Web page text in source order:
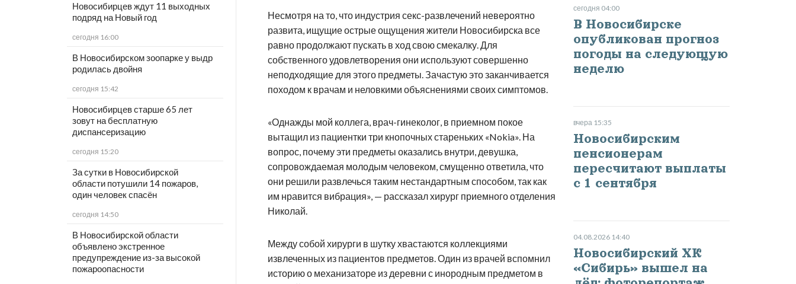
Новосибирцев ждут 11 выходных
подряд на Новый год
сегодня 16:00
В Новосибирском зоопарке у выдр
родилась двойня
сегодня 15:42
Новосибирцев старше 65 лет
зовут на бесплатную
диспансеризацию
сегодня 15:20
За сутки в Новосибирской
области потушили 14 пожаров,
один человек спасён
сегодня 14:50
В Новосибирской области
объявлено экстренное
предупреждение из-за высокой
пожароопасности
Несмотря на то, что индустрия секс-развлечений невероятно
развита, ищущие острые ощущения жители Новосибирска все
равно продолжают пускать в ход свою смекалку. Для
собственного удовлетворения они используют совершенно
неподходящие для этого предметы. Зачастую это заканчивается
походом к врачам и неловкими объяснениями своих симптомов.
«Однажды мой коллега, врач-гинеколог, в приемном покое
вытащил из пациентки три кнопочных стареньких «Nokia». На
вопрос, почему эти предметы оказались внутри, девушка,
сопровождаемая молодым человеком, смущенно ответила, что
они решили развлечься таким нестандартным способом, так как
им нравится вибрация», — рассказал хирург приемного отделения
Николай.
Между собой хирурги в шутку хвастаются коллекциями
извлеченных из пациентов предметов. Один из врачей вспомнил
историю о механизаторе из деревни с инородным предметом в
сегодня 04:00
В Новосибирске
опубликован прогноз
погоды на следующую
неделю
вчера 15:35
Новосибирским
пенсионерам
пересчитают выплаты
с 1 сентября
04.08.2026 14:40
Новосибирский ХК
«Сибирь» вышел на